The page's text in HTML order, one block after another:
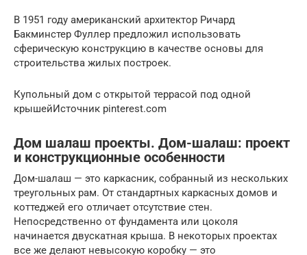
В 1951 году американский архитектор Ричард
Бакминстер Фуллер предложил использовать
сферическую конструкцию в качестве основы для
строительства жилых построек.
Купольный дом с открытой террасой под одной
крышейИсточник pinterest.com
Дом шалаш проекты. Дом-шалаш: проект
и конструкционные особенности
Дом-шалаш — это каркасник, собранный из нескольких
треугольных рам. От стандартных каркасных домов и
коттеджей его отличает отсутствие стен.
Непосредственно от фундамента или цоколя
начинается двускатная крыша. В некоторых проектах
все же делают невысокую коробку — это